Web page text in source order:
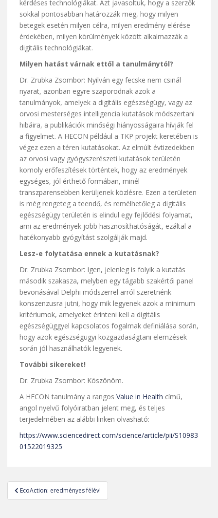
kérdéses technológiákat. Azt javasoltuk, hogy a szerzők
sokkal pontosabban határozzák meg, hogy milyen
betegek esetén milyen célra, milyen eredmény elérése
érdekében, milyen körülmények között alkalmazzák a
digitális technológiákat.
Milyen hatást várnak ettől a tanulmánytól?
Dr. Zrubka Zsombor: Nyilván egy fecske nem csinál
nyarat, azonban egyre szaporodnak azok a
tanulmányok, amelyek a digitális egészségügy, vagy az
orvosi mesterséges intelligencia kutatások módszertani
hibáira, a publikációk minőségi hiányosságaira hívják fel
a figyelmet. A HECON például a TKP projekt keretében is
végez ezen a téren kutatásokat. Az elmúlt évtizedekben
az orvosi vagy gyógyszerészeti kutatások területén
komoly erőfeszítések történtek, hogy az eredmények
egységes, jól érthető formában, minél
transzparensebben kerüljenek közlésre. Ezen a területen
is még rengeteg a teendő, és remélhetőleg a digitális
egészségügy területén is elindul egy fejlődési folyamat,
ami az eredmények jobb hasznosíthatóságát, ezáltal a
hatékonyabb gyógyítást szolgálják majd.
Lesz-e folytatása ennek a kutatásnak?
Dr. Zrubka Zsombor: Igen, jelenleg is folyik a kutatás
második szakasza, melyben egy tágabb szakértői panel
bevonásával Delphi módszerrel arról szeretnénk
konszenzusra jutni, hogy mik legyenek azok a minimum
kritériumok, amelyeket érinteni kell a digitális
egészségüggyel kapcsolatos fogalmak definiálása során,
hogy azok egészségügyi közgazdaságtani elemzések
során jól használhatók legyenek.
További sikereket!
Dr. Zrubka Zsombor: Köszönöm.
A HECON tanulmány a rangos Value in Health című,
angol nyelvű folyóiratban jelent meg, és teljes
terjedelmében az alábbi linken olvasható:
https://www.sciencedirect.com/science/article/pii/S10983
01522019325
Bejegyzés
navigáció
EcoAction: eredményes félév!